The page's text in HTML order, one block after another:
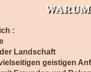
:
Landschaft
geistigen